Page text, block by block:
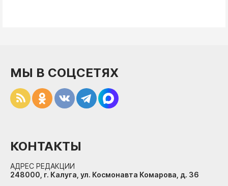
МЫ В СОЦСЕТЯХ
КОНТАКТЫ
АДРЕС РЕДАКЦИИ
248000, г. Калуга, ул. Космонавта Комарова, д. 36